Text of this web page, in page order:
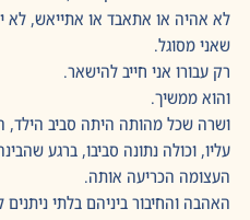
לא אהיה או אתאבד או אתייאש, לא
שאני מסוגל.
רק עבורו אני חייב להישאר.
והוא ממשיך.
ושרה שכל מהותה היתה סביב הילד,
עליו, וכולה נתונה סביבו, ברגע
העצומה הכריעה אותה.
האהבה והחיבור ביניהם בלתי